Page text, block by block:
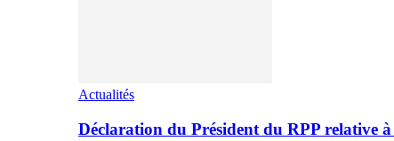
Actualités
Déclaration du Président du RPP relative